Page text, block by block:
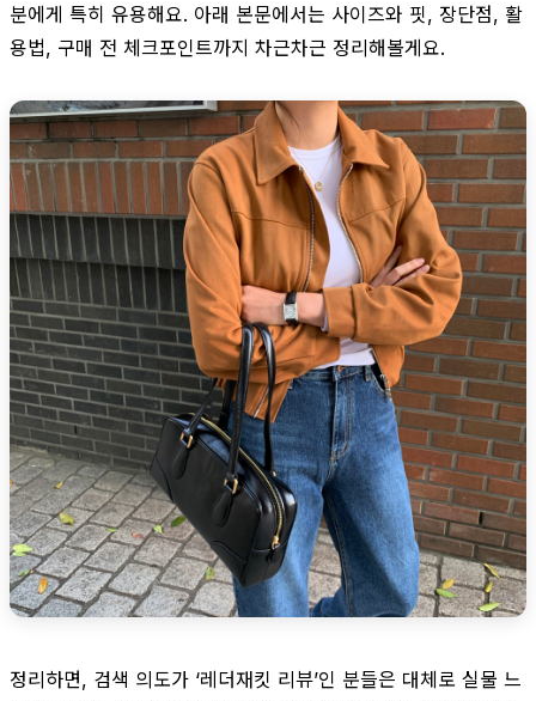
분에게 특히 유용해요. 아래 본문에서는 사이즈와 핏, 장단점, 활
용법, 구매 전 체크포인트까지 차근차근 정리해볼게요.
정리하면, 검색 의도가 ‘레더재킷 리뷰’인 분들은 대체로 실물 느